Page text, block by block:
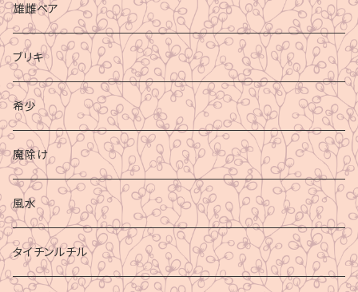
雄雌ペア
ブリキ
希少
魔除け
風水
タイチンルチル